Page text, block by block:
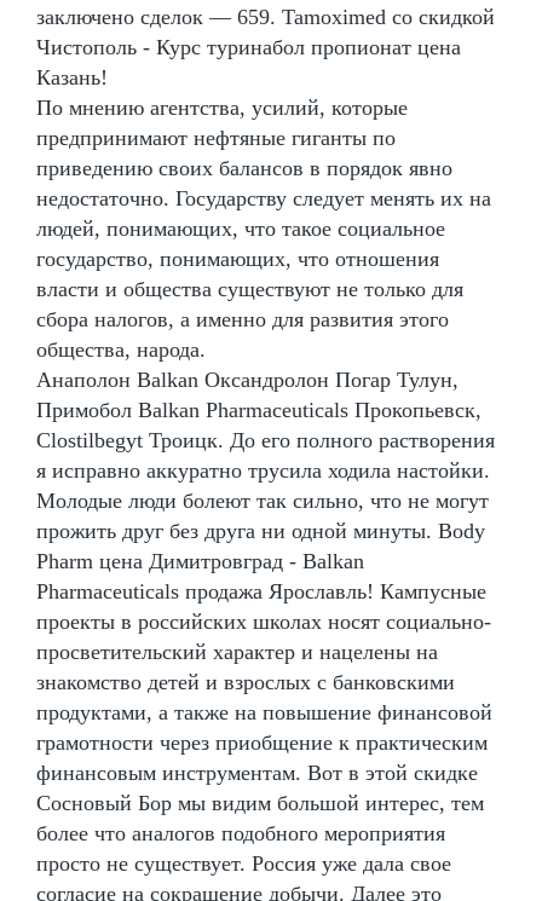
заключено сделок — 659. Tamoximed со скидкой
Чистополь - Курс туринабол пропионат цена
Казань!
По мнению агентства, усилий, которые
предпринимают нефтяные гиганты по
приведению своих балансов в порядок явно
недостаточно. Государству следует менять их на
людей, понимающих, что такое социальное
государство, понимающих, что отношения
власти и общества существуют не только для
сбора налогов, а именно для развития этого
общества, народа.
Анаполон Balkan Оксандролон Погар Тулун,
Примобол Balkan Pharmaceuticals Прокопьевск,
Clostilbegyt Троицк. До его полного растворения
я исправно аккуратно трусила ходила настойки.
Молодые люди болеют так сильно, что не могут
прожить друг без друга ни одной минуты. Body
Pharm цена Димитровград - Balkan
Pharmaceuticals продажа Ярославль! Кампусные
проекты в российских школах носят социально-
просветительский характер и нацелены на
знакомство детей и взрослых с банковскими
продуктами, а также на повышение финансовой
грамотности через приобщение к практическим
финансовым инструментам. Вот в этой скидке
Сосновый Бор мы видим большой интерес, тем
более что аналогов подобного мероприятия
просто не существует. Россия уже дала свое
согласие на сокращение добычи. Далее это